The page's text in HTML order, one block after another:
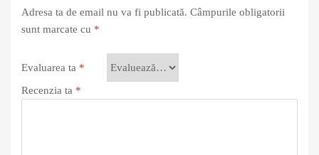
Adresa ta de email nu va fi publicată. Câmpurile obligatorii
sunt marcate cu *
Evaluarea ta *
Recenzia ta *